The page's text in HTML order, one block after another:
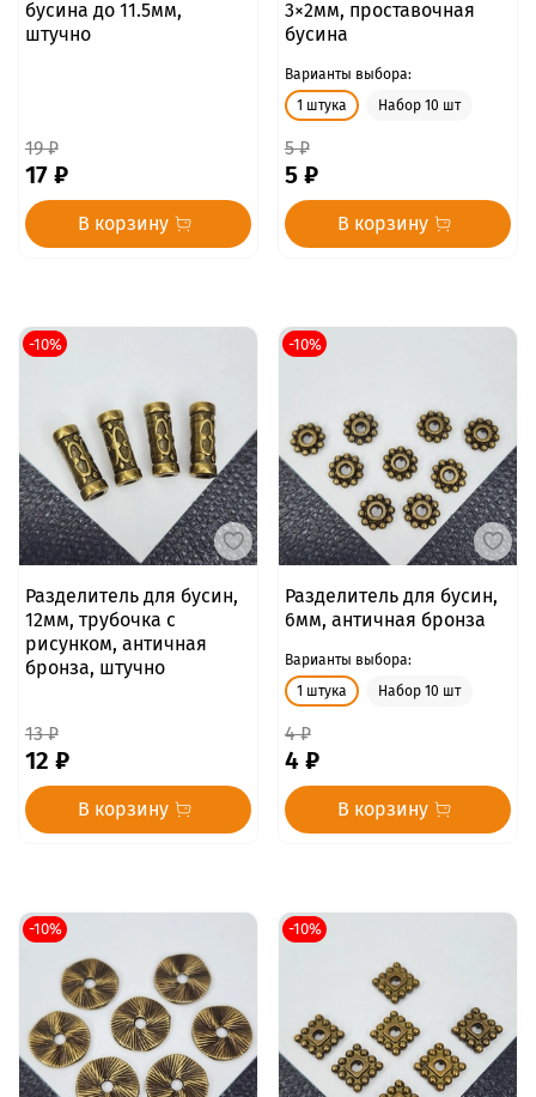
бусина до 11.5мм,
штучно
19 ₽
17 ₽
В корзину
3×2мм, проставочная
бусина
Варианты выбора:
1 штука
Набор 10 шт
5 ₽
5 ₽
В корзину
-10%
Разделитель для бусин,
12мм, трубочка с
рисунком, античная
бронза, штучно
13 ₽
12 ₽
В корзину
-10%
Разделитель для бусин,
6мм, античная бронза
Варианты выбора:
1 штука
Набор 10 шт
4 ₽
4 ₽
В корзину
-10% -10%